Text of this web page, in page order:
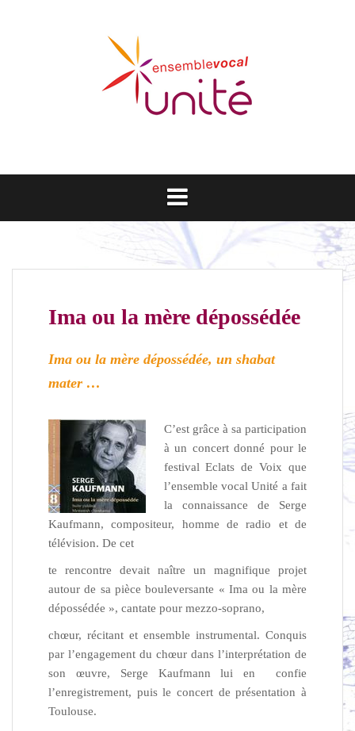
Ima ou la mère dépossédée
Ima ou la mère dépossédée, un shabat
mater …
C’est grâce à sa participation
à un concert donné pour le
festival Eclats de Voix que
l’ensemble vocal Unité a fait
la connaissance de Serge
Kaufmann, compositeur, homme de radio et de
télévision. De cet
te rencontre devait naître un magnifique projet
autour de sa pièce bouleversante « Ima ou la mère
dépossédée », cantate pour mezzo-soprano,
chœur, récitant et ensemble instrumental. Conquis
par l’engagement du chœur dans l’interprétation de
son œuvre, Serge Kaufmann lui en confie
l’enregistrement, puis le concert de présentation à
Toulouse.